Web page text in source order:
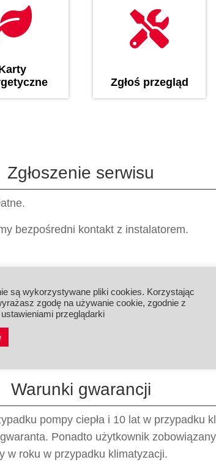
Zgłoś przegląd
Zgłoszenie serwisu
bezpośredni kontakt z instalatorem.
rozpoczętą godzinę.
strony od siedziby firmy do instalacji.
według wytycznych producenta.
po wcześniejszym zgłoszeniu
Warunki gwarancji
pompy ciepła i 10 lat w przypadku
Ponadto użytkownik
w roku w przypadku klimatyzacji.
są wykorzystywane pliki cookies. Korzystając
zgodę na używanie cookie, zgodnie z
przeglądarki